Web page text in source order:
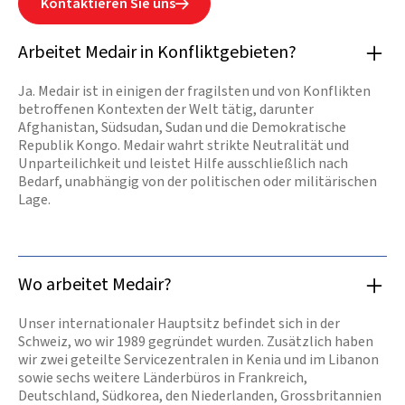

Arbeitet Medair in Konfliktgebieten?
Ja. Medair ist in einigen der fragilsten und von Konflikten
betroffenen Kontexten der Welt tätig, darunter
Afghanistan, Südsudan, Sudan und die Demokratische
Republik Kongo. Medair wahrt strikte Neutralität und
Unparteilichkeit und leistet Hilfe ausschließlich nach
Bedarf, unabhängig von der politischen oder militärischen
Lage.
Wo arbeitet Medair?
Unser internationaler Hauptsitz befindet sich in der
Schweiz, wo wir 1989 gegründet wurden. Zusätzlich haben
wir zwei geteilte Servicezentralen in Kenia und im Libanon
sowie sechs weitere Länderbüros in Frankreich,
Deutschland, Südkorea, den Niederlanden, Grossbritannien